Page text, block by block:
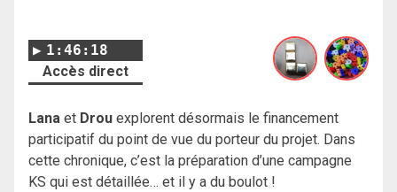
1:46:18
Accès direct
Lana et Drou explorent désormais le financement
participatif du point de vue du porteur du projet. Dans
cette chronique, c’est la préparation d’une campagne
KS qui est détaillée… et il y a du boulot !